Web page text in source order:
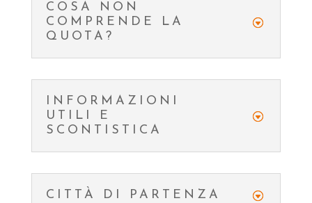
COSA NON
COMPRENDE LA
QUOTA?
INFORMAZIONI
UTILI E
SCONTISTICA
CITTÀ DI PARTENZA